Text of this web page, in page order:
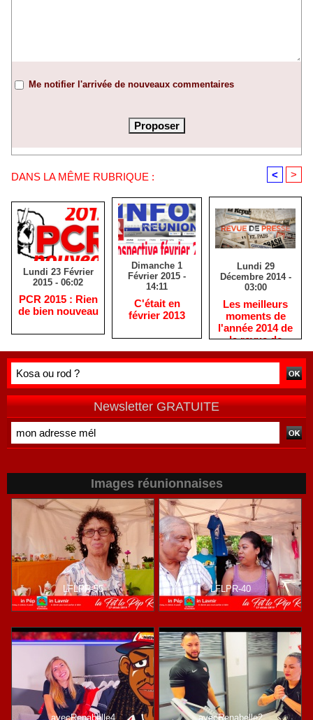
Me notifier l'arrivée de nouveaux commentaires
DANS LA MÊME RUBRIQUE : < >
Lundi 23 Février
2015 - 06:02
PCR 2015 : Rien
de bien nouveau
Dimanche 1
Février 2015 -
14:11
C'était en
février 2013
Lundi 29
Décembre 2014 -
03:00
Les meilleurs
moments de
l'année 2014 de
la revue de
presse
réunionnaise
Newsletter GRATUITE
Images réunionnaises
LFLPR-55 LFLPR-40
avecRenabelle4 avecRenabelle2